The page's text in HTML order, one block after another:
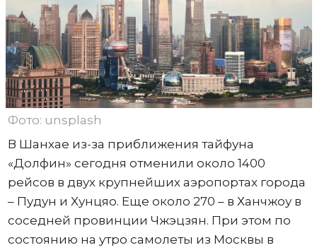
Фото: unsplash
В Шанхае из-за приближения тайфуна
«Долфин» сегодня отменили около 1400
рейсов в двух крупнейших аэропортах города
– Пудун и Хунцяо. Еще около 270 – в Ханчжоу в
соседней провинции Чжэцзян. При этом по
состоянию на утро самолеты из Москвы в